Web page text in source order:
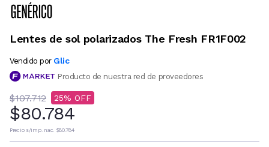
Lentes de sol polarizados The Fresh FR1F002
Vendido por Glic
Producto de nuestra red de proveedores
$107.712 25
$80.784
Precio s/imp. nac. $80.784